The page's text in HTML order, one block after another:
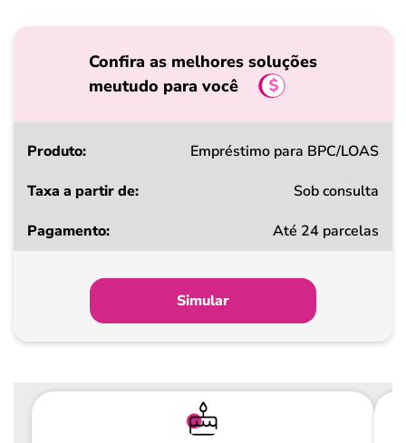
Confira as melhores soluções
meutudo para você
Produto
a
Pagamento
Empréstimo para BPC/LOAS
Sob consulta
Até 24 parcelas
Simular